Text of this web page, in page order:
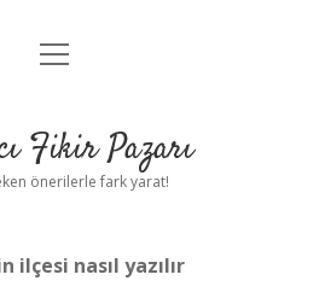
Anasayfa
Yasal Uyarı
menüyü
Fikir Pazarı
önerilerle fark yarat!
ilçesi nasıl yazılır